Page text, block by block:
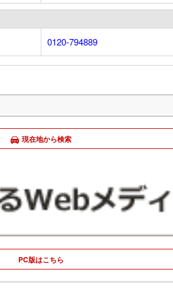
0120-794889
現在地から検索
PC版はこちら